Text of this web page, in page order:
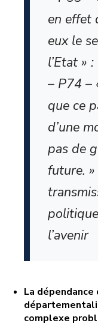
en effet
eux le
l’Etat »
– P74 –
que ce
d’une
pas de
future. »
l’avenir
La
complexe